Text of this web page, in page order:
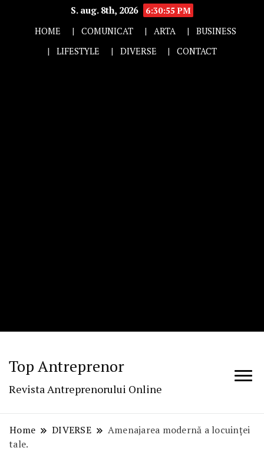
S. aug. 8th, 2026
6:30:56 PM
HOME
COMUNICAT ARTA
BUSINESS
LIFESTYLE
DIVERSE CONTACT
Top Antreprenor
Revista Antreprenorului Online
Home DIVERSE
Amenajarea modernă a locuinței
tale.